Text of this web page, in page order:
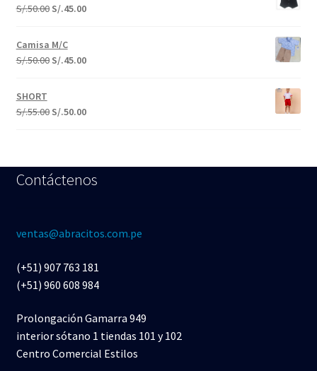
S/.50.00 S/.45.00
Camisa M/C
S/.50.00 S/.45.00
SHORT
S/.55.00 S/.50.00
Contáctenos
ventas@abracitos.com.pe
(+51) 907 763 181
(+51) 960 608 984
Prolongación Gamarra 949
interior sótano 1 tiendas 101 y 102
Centro Comercial Estilos